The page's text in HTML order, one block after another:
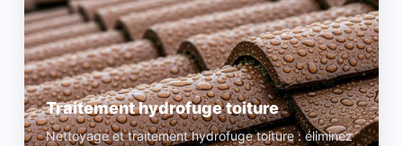
Traitement hydrofuge toiture
Nettoyage et traitement hydrofuge toiture : éliminez